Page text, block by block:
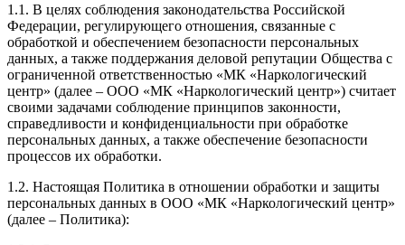
1.1. В целях соблюдения законодательства Российской
Федерации, регулирующего отношения, связанные с
обработкой и обеспечением безопасности персональных
данных, а также поддержания деловой репутации Общества с
ограниченной ответственностью «МК «Наркологический
центр» (далее – ООО «МК «Наркологический центр») считает
своими задачами соблюдение принципов законности,
справедливости и конфиденциальности при обработке
персональных данных, а также обеспечение безопасности
процессов их обработки.
1.2. Настоящая Политика в отношении обработки и защиты
персональных данных в ООО «МК «Наркологический центр»
(далее – Политика):